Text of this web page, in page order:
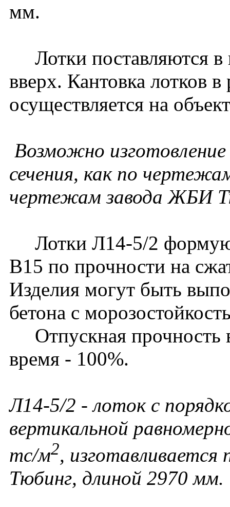
мм.
Лотки поставляются в
вверх. Кантовка лотков
осуществляется на
Возможно
сечения, как по
чертежам завода ЖБИ
Лотки Л14-5/2
В15 по прочности на
Изделия могут быть
бетона с
Отпускная прочность
время - 100%.
Л14-5/2 - лоток с
вертикальной
тс/м2,
Тюбинг, длиной 2970 мм.